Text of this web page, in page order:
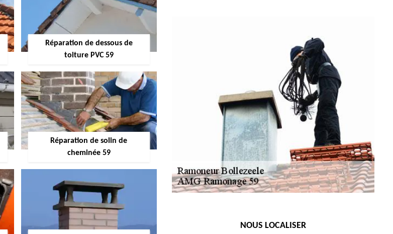
Réparation de dessous de
toiture PVC 59
Réparation de solin de
cheminée 59
NOUS LOCALISER